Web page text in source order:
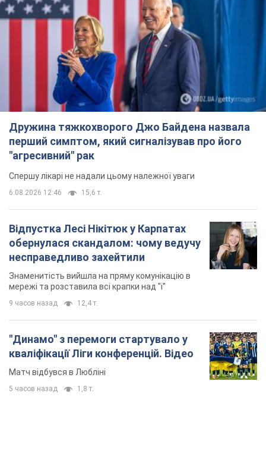
Дружина тяжкохворого Джо Байдена назвала
перший симптом, який сигналізував про його
"агресивний" рак
Спершу лікарі не надали цьому належної уваги
6.08.2026 12:46 15,6 т.
Відпустка Лесі Нікітюк у Карпатах
обернулася скандалом: чому ведучу
несправедливо захейтили
Знаменитість вийшла на пряму комунікацію в
мережі та розставила всі крапки над "і"
9 часов назад 12,4 т.
"Динамо" з перемоги стартувало у
кваліфікації Ліги конференцій. Відео
Матч відбувся в Любліні
5 часов назад 1,8 т.